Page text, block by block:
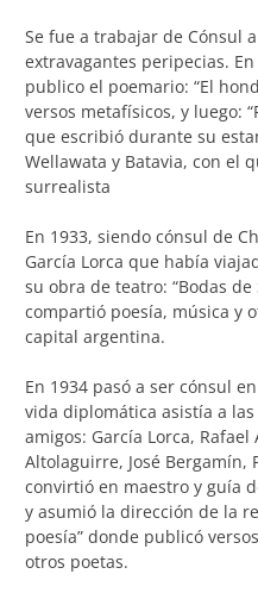
Se fue a trabajar de Cónsul
extravagantes peripecias.
publico el poemario: “El
versos metafísicos, y luego:
que escribió durante su
Wellawata y Batavia, con el
surrealista
En 1933, siendo cónsul de
García Lorca que había
su obra de teatro: “Bodas
compartió poesía, música y
capital argentina.
En 1934 pasó a ser cónsul
vida diplomática asistía a
amigos: García Lorca,
Altolaguirre, José Bergamín,
convirtió en maestro y guía
y asumió la dirección de la
poesía” donde publicó
otros poetas.